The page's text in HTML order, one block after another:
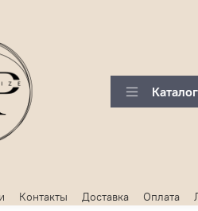
Каталог
Контакты Доставка Оплата